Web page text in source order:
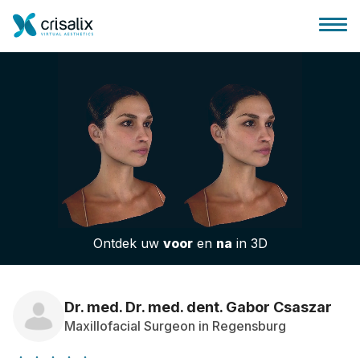
Huis chirurg
3D business platform
Patiëntrecensies
Ontdek uw vooren na in 3D
Dr. med. Dr. med. dent. Gabor Csaszar
Maxillofacial Surgeon in Regensburg